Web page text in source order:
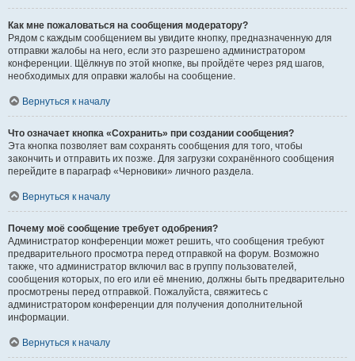
Как мне пожаловаться на сообщения модератору?
Рядом с каждым сообщением вы увидите кнопку, предназначенную для
отправки жалобы на него, если это разрешено администратором
конференции. Щёлкнув по этой кнопке, вы пройдёте через ряд шагов,
необходимых для оправки жалобы на сообщение.
Вернуться к началу
Что означает кнопка «Сохранить» при создании сообщения?
Эта кнопка позволяет вам сохранять сообщения для того, чтобы
закончить и отправить их позже. Для загрузки сохранённого сообщения
перейдите в параграф «Черновики» личного раздела.
Вернуться к началу
Почему моё сообщение требует одобрения?
Администратор конференции может решить, что сообщения требуют
предварительного просмотра перед отправкой на форум. Возможно
также, что администратор включил вас в группу пользователей,
сообщения которых, по его или её мнению, должны быть предварительно
просмотрены перед отправкой. Пожалуйста, свяжитесь с
администратором конференции для получения дополнительной
информации.
Вернуться к началу